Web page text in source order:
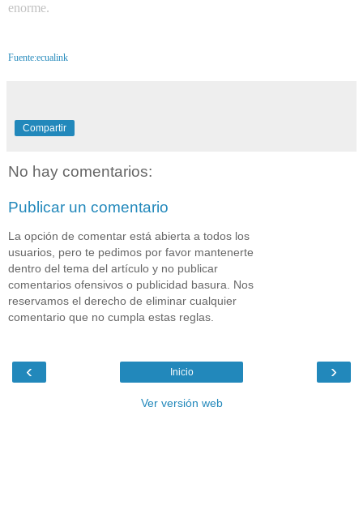
enorme.
Fuente:ecualink
Compartir
No hay comentarios:
Publicar un comentario
La opción de comentar está abierta a todos los
usuarios, pero te pedimos por favor mantenerte
dentro del tema del artículo y no publicar
comentarios ofensivos o publicidad basura. Nos
reservamos el derecho de eliminar cualquier
comentario que no cumpla estas reglas.
‹ ›
Inicio
Ver versión web